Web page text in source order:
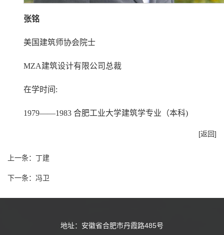
张铭
美国建筑师协会院士
MZA建筑设计有限公司总裁
在学时间:
1979——1983 合肥工业大学建筑学专业（本科)
[返回]
上一条： 丁建
下一条： 冯卫
地址：安徽省合肥市丹霞路485号